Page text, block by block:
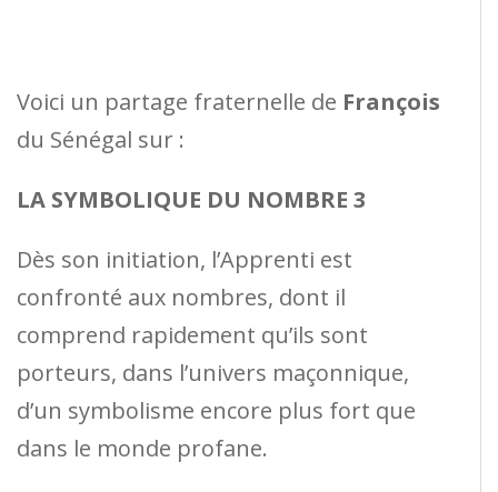
Voici un partage fraternelle de François
du Sénégal sur :
LA SYMBOLIQUE DU NOMBRE 3
Dès son initiation, l’Apprenti est
confronté aux nombres, dont il
comprend rapidement qu’ils sont
porteurs, dans l’univers maçonnique,
d’un symbolisme encore plus fort que
dans le monde profane.